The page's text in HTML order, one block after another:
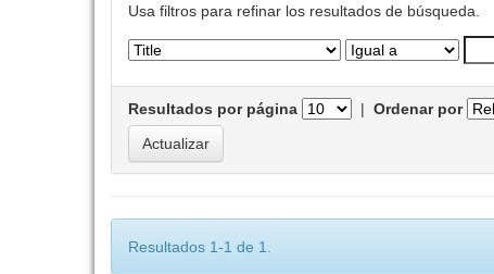
Usa filtros para refinar los resultados de búsqueda.
Resultados por página | Ordenar por
Resultados 1-1 de 1.